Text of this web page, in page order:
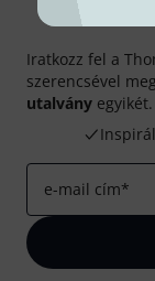
Iratkozz fel a
szerencsével
utalvány egyikét.
e-mail cím*